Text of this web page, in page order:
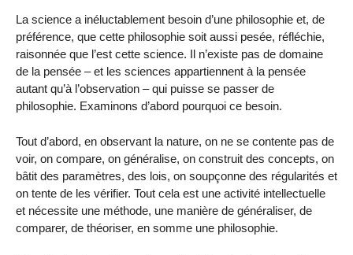
La science a inéluctablement besoin d’une philosophie et, de
préférence, que cette philosophie soit aussi pesée, réfléchie,
raisonnée que l’est cette science. Il n’existe pas de domaine
de la pensée – et les sciences appartiennent à la pensée
autant qu’à l’observation – qui puisse se passer de
philosophie. Examinons d’abord pourquoi ce besoin.
Tout d’abord, en observant la nature, on ne se contente pas de
voir, on compare, on généralise, on construit des concepts, on
bâtit des paramètres, des lois, on soupçonne des régularités et
on tente de les vérifier. Tout cela est une activité intellectuelle
et nécessite une méthode, une manière de généraliser, de
comparer, de théoriser, en somme une philosophie.